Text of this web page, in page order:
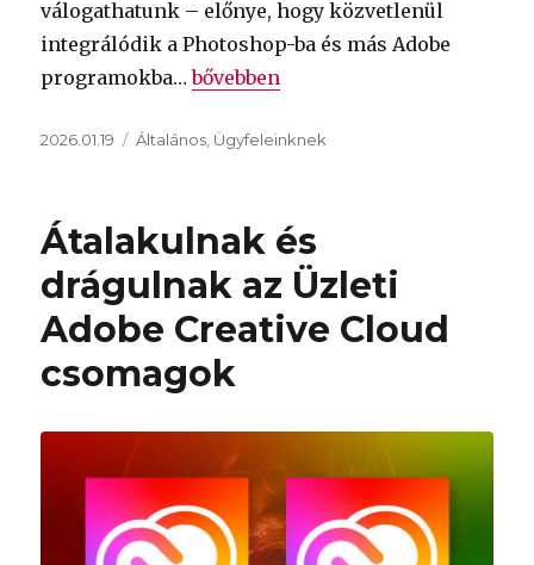
válogathatunk – előnye, hogy közvetlenül
integrálódik a Photoshop-ba és más Adobe
programokba…„Adobe Stock előfizetések és
bővebben
Közzétéve
2026.01.19 Kategória
Általános Ügyfeleinknek
Átalakulnak és
drágulnak az Üzleti
Adobe Creative Cloud
csomagok